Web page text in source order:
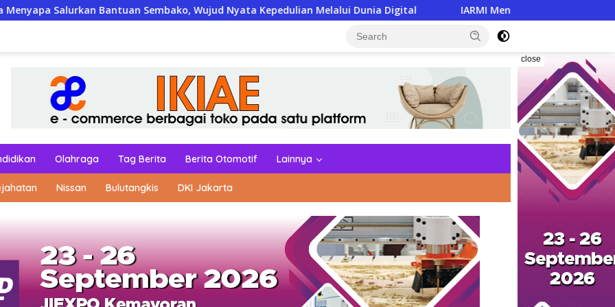
Bantuan Sembako, Wujud Nyata Kepedulian Melalui Dunia Digital IARMI Menata Langkah, Menguatkan Barisan
close
Olahraga Tag Berita Berita Otomotif Lainnya
Nissan Bulutangkis DKI Jakarta